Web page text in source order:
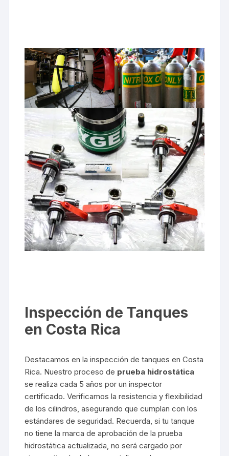
Inspección de Tanques
en Costa Rica
Destacamos en la inspección de tanques en Costa
Rica. Nuestro proceso de prueba hidrostática
se realiza cada 5 años por un inspector
certificado. Verificamos la resistencia y flexibilidad
de los cilindros, asegurando que cumplan con los
estándares de seguridad. Recuerda, si tu tanque
no tiene la marca de aprobación de la prueba
hidrostática actualizada, no será cargado por